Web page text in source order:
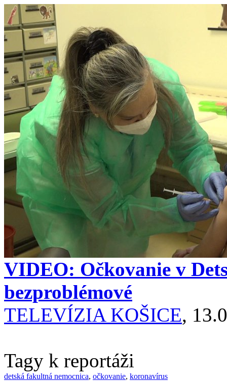
VIDEO: Očkovanie v
bezproblémové
TELEVÍZIA KOŠICE,
Tagy k reportáži
detská fakultná nemocnica, očkovanie, koronavírus